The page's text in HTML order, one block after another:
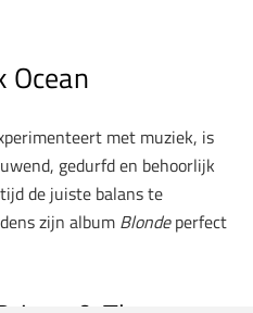
Ocean
met muziek, is
gedurfd en behoorlijk
de juiste balans te
zijn album Blondeperfect